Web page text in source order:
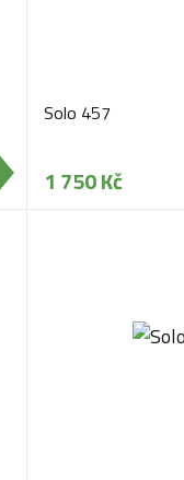
Solo 457
1 750 Kč